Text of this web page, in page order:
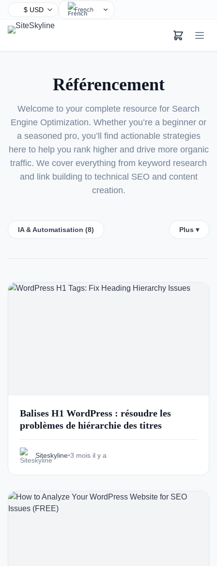
French
Arabic
Portuguese
Russian
Urdu
Indonesian
Italian
Référencement
Welcome to your complete resource for Search
Engine Optimization. Whether you’re a beginner or
a seasoned pro, you’ll find actionable strategies
here to help you rank higher and drive more organic
traffic. We cover everything from keyword research
and link building to technical SEO and content
creation.
IA & Automatisation (8) Plus ▾
Balises H1 WordPress : résoudre les
problèmes de hiérarchie des titres
Siteskyline•3 mois il y a